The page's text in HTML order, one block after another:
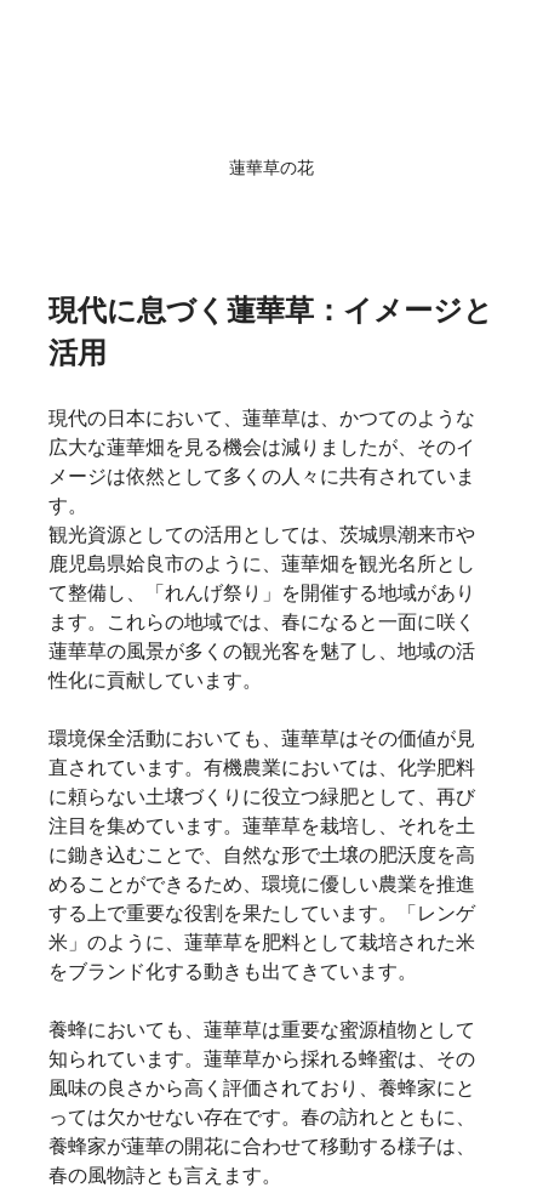
蓮華草の花
現代に息づく蓮華草：イメージと
活用
現代の日本において、蓮華草は、かつてのような
広大な蓮華畑を見る機会は減りましたが、そのイ
メージは依然として多くの人々に共有されていま
す。
観光資源としての活用としては、茨城県潮来市や
鹿児島県姶良市のように、蓮華畑を観光名所とし
て整備し、「れんげ祭り」を開催する地域があり
ます。これらの地域では、春になると一面に咲く
蓮華草の風景が多くの観光客を魅了し、地域の活
性化に貢献しています。
環境保全活動においても、蓮華草はその価値が見
直されています。有機農業においては、化学肥料
に頼らない土壌づくりに役立つ緑肥として、再び
注目を集めています。蓮華草を栽培し、それを土
に鋤き込むことで、自然な形で土壌の肥沃度を高
めることができるため、環境に優しい農業を推進
する上で重要な役割を果たしています。「レンゲ
米」のように、蓮華草を肥料として栽培された米
をブランド化する動きも出てきています。
養蜂においても、蓮華草は重要な蜜源植物として
知られています。蓮華草から採れる蜂蜜は、その
風味の良さから高く評価されており、養蜂家にと
っては欠かせない存在です。春の訪れとともに、
養蜂家が蓮華の開花に合わせて移動する様子は、
春の風物詩とも言えます。